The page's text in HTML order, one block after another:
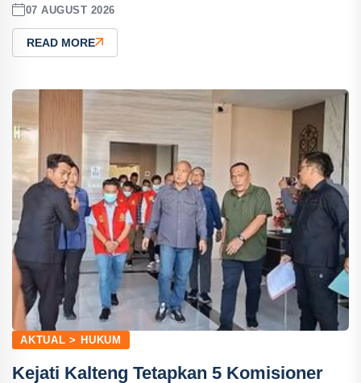
07 AUGUST 2026
READ MORE
AKTUAL > HUKUM
Kejati Kalteng Tetapkan 5 Komisioner